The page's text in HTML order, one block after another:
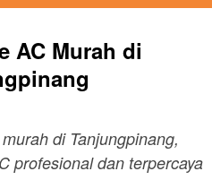
AC Murah di
di Tanjungpinang,
profesional dan terpercaya